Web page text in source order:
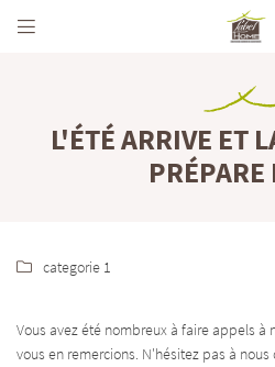

712 Avenue de la Grande Champagne
 Adresse email de réception
L'ÉTÉ ARRIVE ET
 categorie 1
Vous avez été nombreux à faire appels à
vous en remercions. N'hésitez pas à